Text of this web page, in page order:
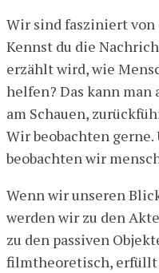
Wir sind fasziniert
Kennst du die
erzählt wird, wie
helfen? Das kann
am Schauen,
Wir beobachten
beobachten wir
Wenn wir unseren
werden wir zu den
zu den passiven
filmtheoretisch, erfüllt